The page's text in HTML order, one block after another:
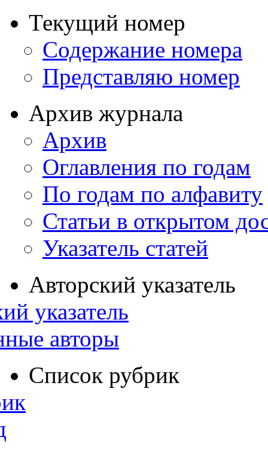
Текущий номер
Содержание номера
Представляю номер
Архив журнала
Архив
Оглавления по годам
По годам по алфавиту
Статьи в открытом
Указатель статей
Авторский указатель
указатель
авторы
Список рубрик